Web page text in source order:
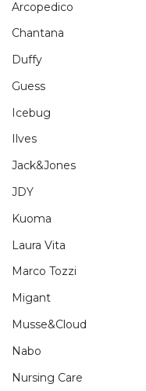
Arcopedico
Chantana
Duffy
Guess
Icebug
Ilves
Jack&Jones
JDY
Kuoma
Laura Vita
Marco Tozzi
Migant
Musse&Cloud
Nabo
Nursing Care